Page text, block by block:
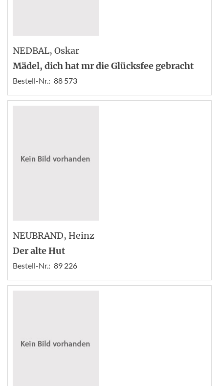
NEDBAL, Oskar
Mädel, dich hat mr die Glücksfee gebracht
Bestell-Nr.: 88 573
NEUBRAND, Heinz
Der alte Hut
Bestell-Nr.: 89 226